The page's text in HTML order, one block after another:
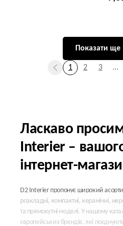
Показати ще
1 2 3 ...
Ласкаво
Interier –
інтернет-
D2 Interier пропонує широкий
розкладні, компактні, керамічні,
та прямокутні моделі. У нашому
європейських брендів, які